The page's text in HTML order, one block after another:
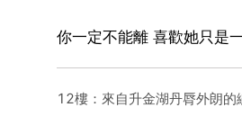
你一定不能離 喜歡她只是
12樓：來自升金湖丹脣外朗的